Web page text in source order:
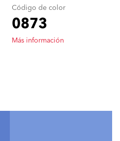
Código de color
0873
Más información